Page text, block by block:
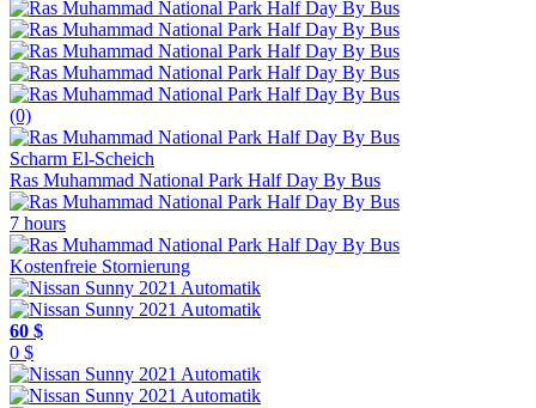
(0)
Scharm El-Scheich
Ras Muhammad National Park Half Day By Bus
7 hours
Kostenfreie Stornierung
60 $
0 $